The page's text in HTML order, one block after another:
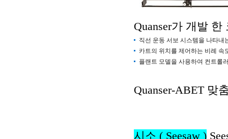
Quanser가 개발 한
직선 운동 서보 시스템을 나타내
카트의 위치를 제어하는 비례 속
플랜트 모델을 사용하여 컨트롤
Quanser-ABET 맞
시소 ( Seesaw )